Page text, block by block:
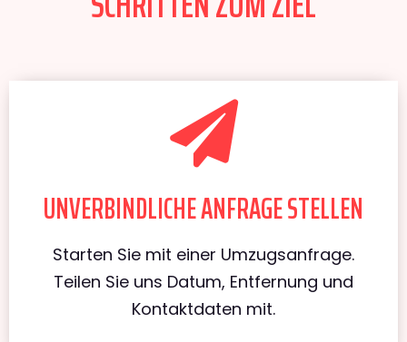
UNVERBINDLICHE ANFRAGE STELLEN
Starten Sie mit einer Umzugsanfrage.
Teilen Sie uns Datum, Entfernung und
Kontaktdaten mit.